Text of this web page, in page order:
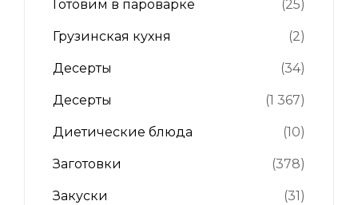
Готовим в пароварке (25)
Грузинская кухня (2)
Десерты (34)
Десерты (1 367)
Диетические блюда (10)
Заготовки (378)
Закуски (31)